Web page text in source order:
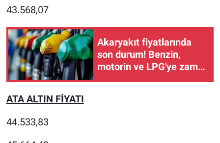
43.568,07
Akaryakıt fiyatlarında
son durum! Benzin,
motorin ve LPG'ye zam,
indirim var mı? (9
ATA ALTIN FİYATI
44.533,83